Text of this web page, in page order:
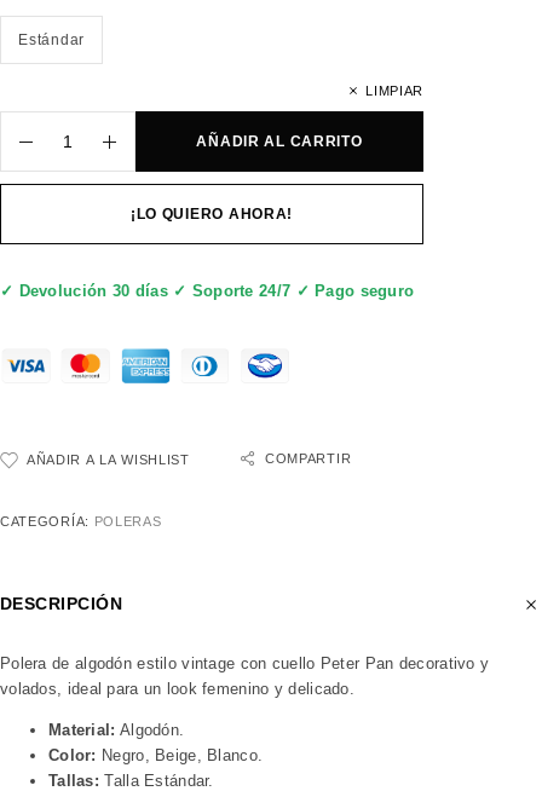
Estándar
LIMPIAR
AÑADIR AL CARRITO
¡LO QUIERO AHORA!
✓ Devolución 30 días ✓ Soporte 24/7 ✓ Pago seguro
AÑADIR A LA WISHLIST COMPARTIR
CATEGORÍA: POLERAS
DESCRIPCIÓN
Polera de algodón estilo vintage con cuello Peter Pan decorativo y
volados, ideal para un look femenino y delicado.
Material: Algodón.
Color: Negro, Beige, Blanco.
Tallas: Talla Estándar.